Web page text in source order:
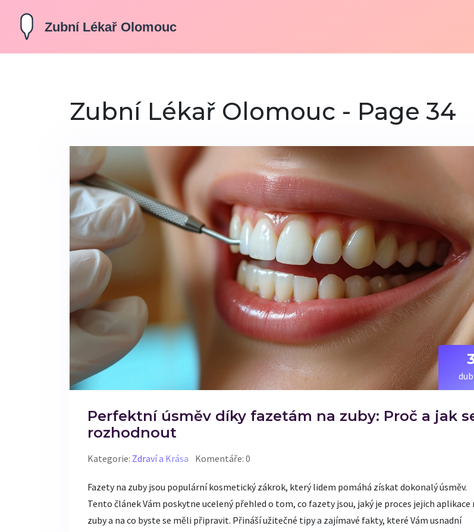
Zubní Lékař Olomouc - Page 34
Perfektní úsměv díky fazetám na zuby: Proč a jak
rozhodnout
Kategorie: Zdraví a Krása Komentáře: 0
Fazety na zuby jsou populární kosmetický zákrok, který lidem pomáhá získat dokonalý úsměv.
Tento článek Vám poskytne ucelený přehled o tom, co fazety jsou, jaký je proces jejich aplikace
zuby a na co byste se měli připravit. Přináší užitečné tipy a zajímavé fakty, které Vám usnadní